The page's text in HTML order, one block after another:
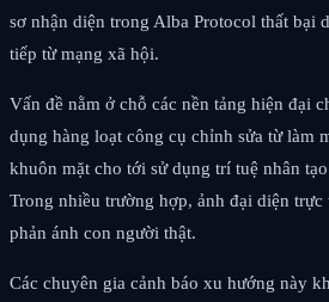
sơ nhận diện trong Alba Protocol thất bại
tiếp từ mạng xã hội.
Vấn đề nằm ở chỗ các nền tảng hiện đại
dụng hàng loạt công cụ chỉnh sửa từ làm
khuôn mặt cho tới sử dụng trí tuệ nhân
Trong nhiều trường hợp, ảnh đại diện
phản ánh con người thật.
Các chuyên gia cảnh báo xu hướng này